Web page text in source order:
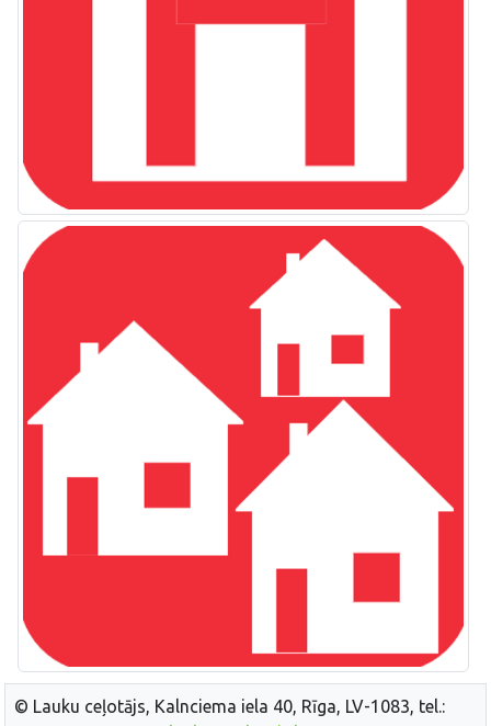
© Lauku ceļotājs, Kalnciema iela 40, Rīga, LV-1083, tel.: